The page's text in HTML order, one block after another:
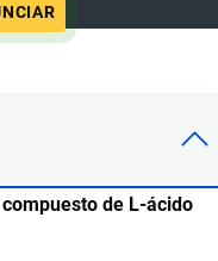
compuesto de L-ácido